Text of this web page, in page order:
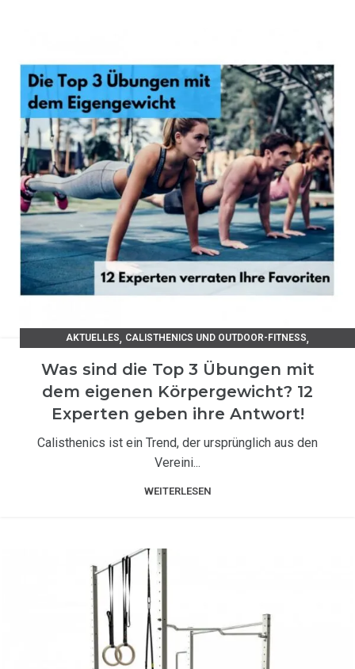
AKTUELLES, CALISTHENICS UND OUTDOOR-FITNESS,
Was sind die Top 3 Übungen mit
dem eigenen Körpergewicht? 12
Experten geben ihre Antwort!
Calisthenics ist ein Trend, der ursprünglich aus den
Vereini...
WEITERLESEN